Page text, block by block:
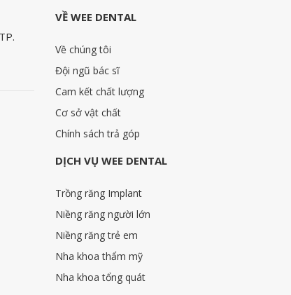
VỀ WEE DENTAL
Về chúng tôi
Đội ngũ bác sĩ
Cam kết chất lượng
Cơ sở vật chất
Chính sách trả góp
DỊCH VỤ WEE DENTAL
Trồng răng Implant
Niềng răng người lớn
Niềng răng trẻ em
Nha khoa thẩm mỹ
Nha khoa tổng quát